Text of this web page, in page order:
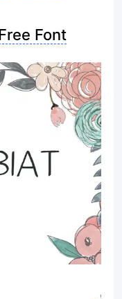
Font